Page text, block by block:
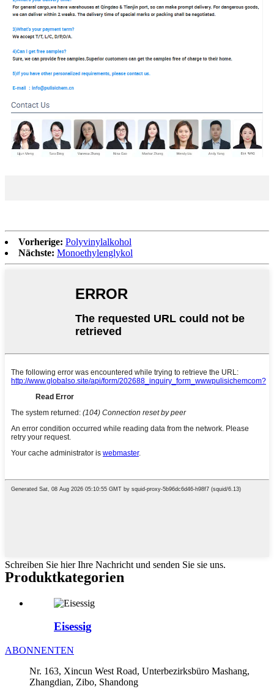
Vorherige: Polyvinylalkohol
Nächste: Monoethylenglykol
Schreiben Sie hier Ihre Nachricht und senden Sie sie uns.
Produktkategorien
Eisessig
ABONNENTEN
Nr. 163, Xincun West Road, Unterbezirksbüro Mashang,
Zhangdian, Zibo, Shandong